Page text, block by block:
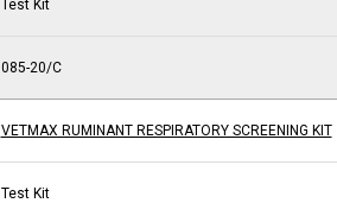
Test Kit
085-20/C
VETMAX RUMINANT RESPIRATORY SCREENING KIT
Test Kit